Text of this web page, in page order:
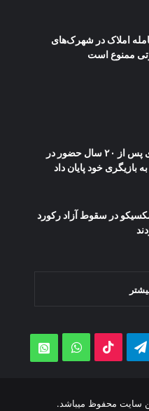
املاک در شهرک‌های
ممنوع است
اسلام‌الدین امیری پس از ۲۰ سال حضور در
بازیگری خود پایان داد
در سقوط آزاد رکورد
Telegram
TikTok
WhatsApp
سایت محفوظ میباشد.